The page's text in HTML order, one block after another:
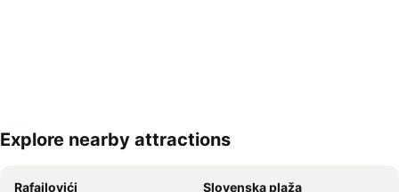
Explore nearby attractions
Rafailovići
Slovenska plaža